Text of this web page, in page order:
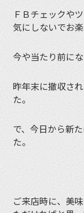
ＦＢチェックや
気にしないでお
今や当たり前に
昨年末に撤収さ
た。
で、今日から新
た。
ご来店時に、美